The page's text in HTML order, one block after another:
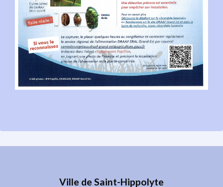
Ville de Saint-Hippolyte